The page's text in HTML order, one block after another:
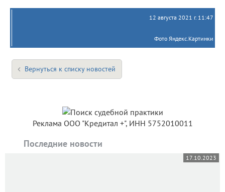
12 августа 2021 г. 11:47
Фото Яндекс.Картинки
Вернуться к списку новостей
Реклама ООО "Кредитал +", ИНН 5752010011
Последние новости
17.10.2023